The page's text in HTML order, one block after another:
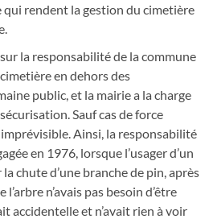
rendent la gestion du cimetière
la responsabilité de la commune
en dehors des
public, et la mairie a la charge
Sauf cas de force
Ainsi, la responsabilité
en 1976, lorsque l’usager d’un
chute d’une branche de pin, après
n’avais pas besoin d’être
accidentelle et n’avait rien à voir